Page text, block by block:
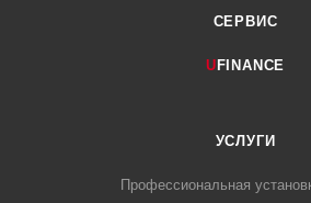
СЕРВИС
U FINANCE
УСЛУГИ
Профессиональная